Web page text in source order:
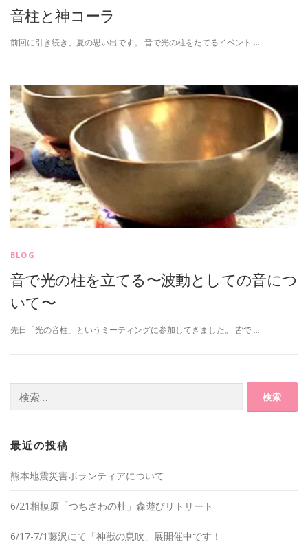
音柱と神コーラ
前回に引き続き、夏の思い出です。 音で光の柱をたてるイベント …
BLOG
音で光の柱を立てる〜波動としての音につ
いて〜
先日「光の音柱」というミーティングに参加してきました。 皆で …
索:
最近の投稿
熊本地震災害ボランティアについて
6/21相模原「つちさわの杜」森遊びリトリート
6/17-7/1藤沢にて「神獣の息吹」展開催中です！